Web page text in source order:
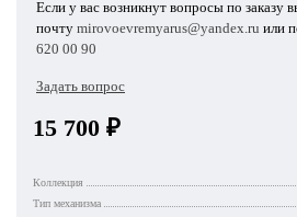
Если у вас возникнут вопросы по заказу
почту mirovoevremyarus@yandex.ru или
620 00 90
Задать вопрос
15 700 ₽
Коллекция
Тип механизма